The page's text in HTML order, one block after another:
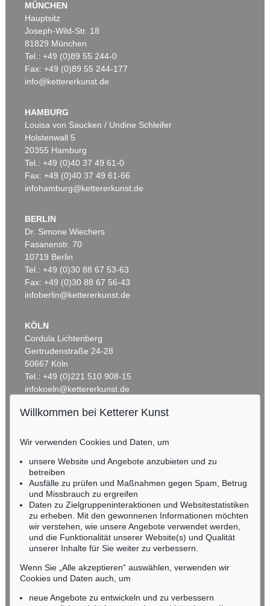
Auktion 520 - Lot 337
Ergebnis:€ 2.185.000
Auktion 540 - Lot 51
ERNST WILHELM NAY
Motion , 1962
Ergebnis:€ 1.621.000
Auktion 606 - Lot 46
Ergebnis:€ 890.100
Auktion 560 - Lot 5
Sonnenzirkel, 1956
Blau bewegt, 1957
MÜNCHEN
Hauptsitz
Joseph-Wild-Str. 18
81829 München
Tel.: +49 (0)89 55 244-0
Fax: +49 (0)89 55 244-177
info@kettererkunst.de
HAMBURG
Louisa von Saucken / Undine Schleifer
Holstenwall 5
20355 Hamburg
Tel.: +49 (0)40 37 49 61-0
Fax: +49 (0)40 37 49 61-66
infohamburg@kettererkunst.de
BERLIN
Dr. Simone Wiechers
Fasanenstr. 70
10719 Berlin
Tel.: +49 (0)30 88 67 53-63
Fax: +49 (0)30 88 67 56-43
infoberlin@kettererkunst.de
KÖLN
Cordula Lichtenberg
Gertrudenstraße 24-28
50667 Köln
Tel.: +49 (0)221 510 908-15
infokoeln@kettererkunst.de
RHEINLAND-PFALZ
Miriam Heß
Tel.: +49 (0)62 21 58 80-038
Fax: +49 (0)62 21 58 80-595
infoheidelberg@kettererkunst.de
NORDDEUTSCHLAND
Nico Kassel, M.A.
Tel.: +49 (0)89 55244-164
Mobil: +49 (0)171 8618661
n.kassel@kettererkunst.de
Willkommen bei Ketterer Kunst
Wir verwenden Cookies und Daten, um
unsere Website und Angebote anzubieten und zu
betreiben
Ausfälle zu prüfen und Maßnahmen gegen Spam, Betrug
und Missbrauch zu ergreifen
Daten zu Zielgruppeninteraktionen und Websitestatistiken
zu erheben. Mit den gewonnenen Informationen möchten
wir verstehen, wie unsere Angebote verwendet werden,
und die Funktionalität unserer Website(s) und Qualität
unserer Inhalte für Sie weiter zu verbessern.
Wenn Sie „Alle akzeptieren“ auswählen, verwenden wir
Cookies und Daten auch, um
neue Angebote zu entwickeln und zu verbessern